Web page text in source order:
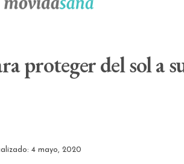
proteger del sol a
4 mayo, 2020